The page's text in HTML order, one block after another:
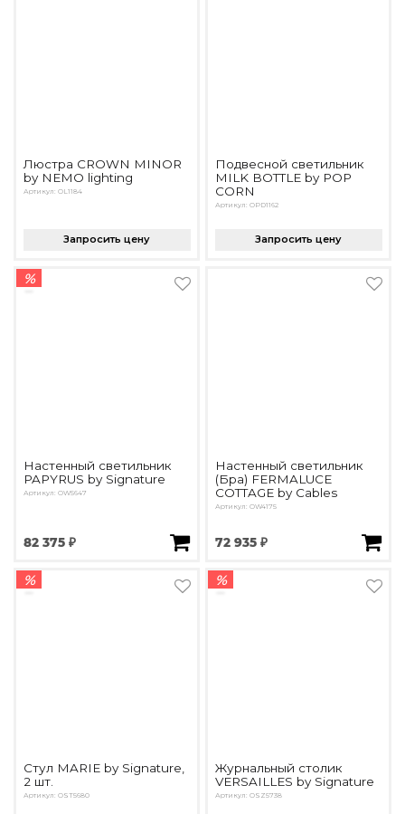
Люстра CROWN MINOR
by NEMO lighting
Артикул: OL1184
Запросить цену
Подвесной светильник
MILK BOTTLE by POP
CORN
Артикул: OPD1162
Запросить цену
%
Настенный светильник
PAPYRUS by Signature
Артикул: OW5647
82 375 ₽
Настенный светильник
(Бра) FERMALUCE
COTTAGE by Cables
Артикул: OW4175
72 935 ₽
%
Стул MARIE by Signature,
2 шт.
Артикул: OST5680
%
Журнальный столик
VERSAILLES by Signature
Артикул: OSZ5738